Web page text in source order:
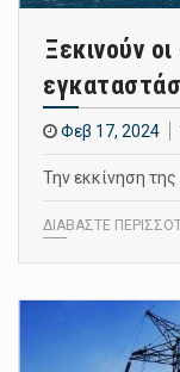
Ξεκινούν
Φεβ 17, 2024
Την εκκίνηση
ΔΙΑΒΑΣΤΕ